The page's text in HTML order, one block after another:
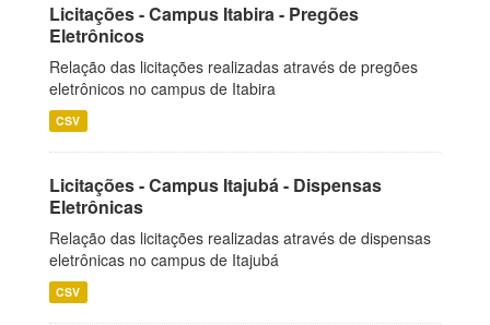
Licitações - Campus Itabira - Pregões
Eletrônicos
Relação das licitações realizadas através de pregões
eletrônicos no campus de Itabira
CSV
Licitações - Campus Itajubá - Dispensas
Eletrônicas
Relação das licitações realizadas através de dispensas
eletrônicas no campus de Itajubá
CSV